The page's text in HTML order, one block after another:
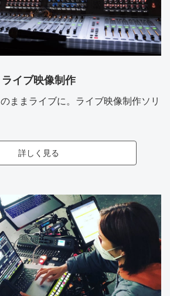
ライブ映像制作
ままライブに。ライブ映像制作ソリ
詳しく見る